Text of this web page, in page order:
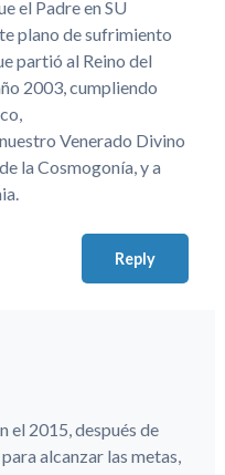
el Padre en SU
plano de sufrimiento
partió al Reino del
2003, cumpliendo
Venerado Divino
la Cosmogonía, y a
Reply
el 2015, después de
alcanzar las metas,